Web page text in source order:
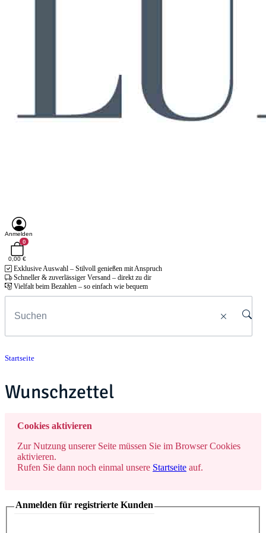
Anmelden
0
0,00 €
Exklusive Auswahl – Stilvoll genießen mit Anspruch
Schneller & zuverlässiger Versand – direkt zu dir
Vielfalt beim Bezahlen – so einfach wie bequem
Startseite
Wunschzettel
x
Cookies aktivieren
Zur Nutzung unserer Seite müssen Sie im Browser Cookies
aktivieren.
Rufen Sie dann noch einmal unsere Startseite auf.
Anmelden für registrierte Kunden